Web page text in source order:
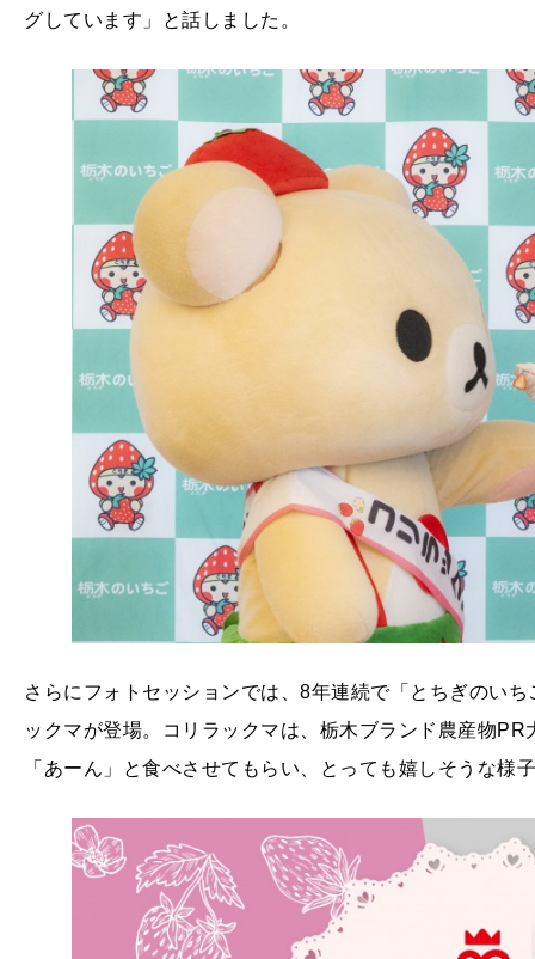
グしています」と話しました。
さらにフォトセッションでは、8年連続で「とちぎのい
ックマが登場。コリラックマは、栃木ブランド農産物
「あーん」と食べさせてもらい、とっても嬉しそうな様